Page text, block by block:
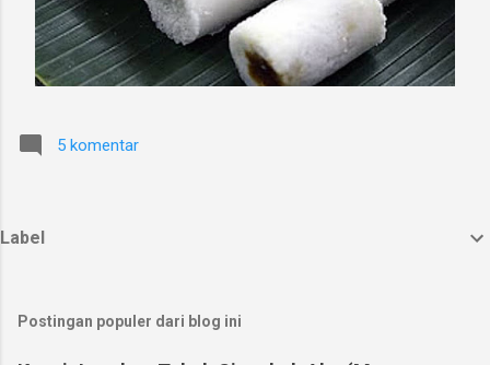
5 komentar
Label
Postingan populer dari blog ini